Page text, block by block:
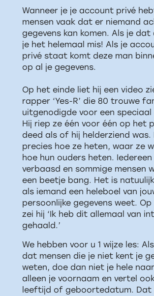
Wanneer je je account privé
mensen vaak dat er niemand
gegevens kan komen. Als je dat
je het helemaal mis! Als je
privé staat komt deze man
op al je gegevens.
Op het einde liet hij een video
rapper ‘Yes-R’ die 80 trouwe
uitgenodigde voor een
Hij riep ze één voor één op het
deed als of hij helderziend was.
precies hoe ze heten, waar ze
hoe hun ouders heten. Iedereen
verbaasd en sommige mensen
een beetje bang. Het is
als iemand een heleboel van
persoonlijke gegevens weet.
zei hij ‘Ik heb dit allemaal van
gehaald.’
We hebben voor u 1 wijze les:
dat mensen die je niet kent je
weten, doe dan niet je hele
alleen je voornaam en vertel
leeftijd of geboortedatum. Dat